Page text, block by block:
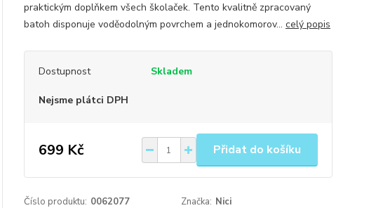
praktickým doplňkem všech školaček. Tento kvalitně zpracovaný
batoh disponuje voděodolným povrchem a jednokomorov... celý popis
Dostupnost Skladem
Nejsme plátci DPH
699 Kč Přidat do košíku
Číslo produktu: 0062077 Značka: Nici